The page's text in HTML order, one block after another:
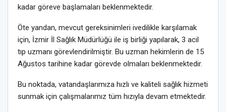
kadar göreve başlamaları beklenmektedir.
Öte yandan, mevcut gereksinimleri ivedilikle karşılamak
için, İzmir İl Sağlık Müdürlüğü ile iş birliği yapılarak, 3 acil
tıp uzmanı görevlendirilmiştir. Bu uzman hekimlerin de 15
Ağustos tarihine kadar görevde olmaları beklenmektedir.
Bu noktada, vatandaşlarımıza hızlı ve kaliteli sağlık hizmeti
sunmak için çalışmalarımız tüm hızıyla devam etmektedir.